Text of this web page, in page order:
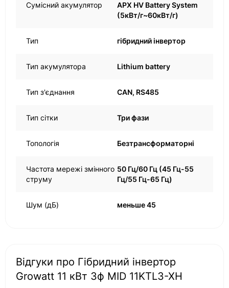
Сумісний акумулятор
APX HV Battery System
(5кВт/г~60кВт/г)
Тип гібридний інвертор
Тип акумулятора Lithium battery
Тип з'єднання CAN, RS485
Тип сітки Три фази
Топологія Безтрансформаторні
Частота мережі змінного
струму
50 Гц/60 Гц (45 Гц-55
Гц/55 Гц-65 Гц)
Шум (дБ) меньше 45
Відгуки про Гібридний інвертор
Growatt 11 кВт 3ф MID 11KTL3-XH